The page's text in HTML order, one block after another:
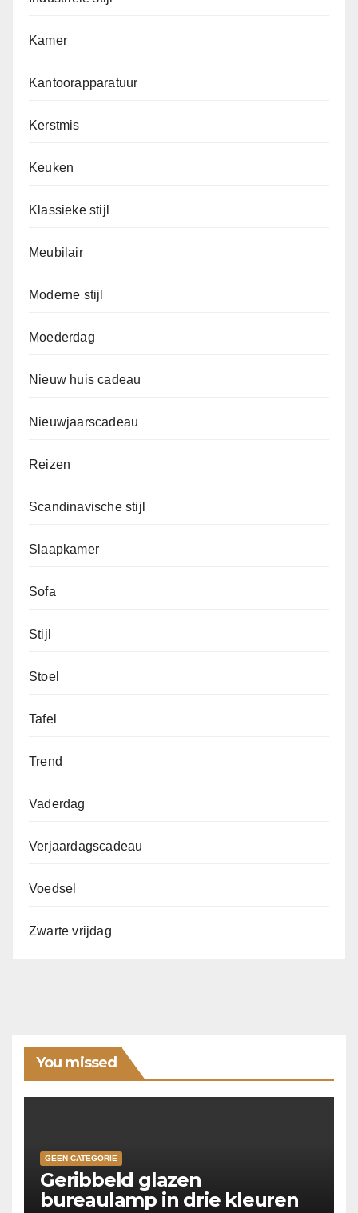
Kamer
Kantoorapparatuur
Kerstmis
Keuken
Klassieke stijl
Meubilair
Moderne stijl
Moederdag
Nieuw huis cadeau
Nieuwjaarscadeau
Reizen
Scandinavische stijl
Slaapkamer
Sofa
Stijl
Stoel
Tafel
Trend
Vaderdag
Verjaardagscadeau
Voedsel
Zwarte vrijdag
You missed
GEEN CATEGORIE
Geribbeld glazen
bureaulamp in drie kleuren